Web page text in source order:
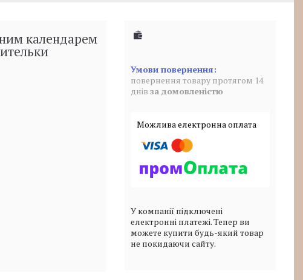
календарем
повернення товару протягом 14
днів за домовленістю
У компанії підключені
електронні платежі. Тепер ви
можете купити будь-який товар
не покидаючи сайту.